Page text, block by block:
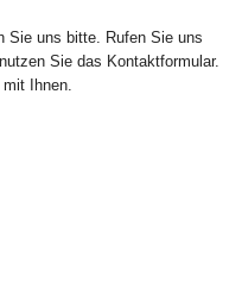
Sie uns bitte. Rufen Sie uns
Sie das Kontaktformular.
Ihnen.